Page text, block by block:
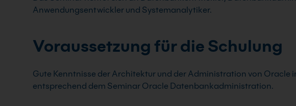
Anwendungsentwickler und Systemanalytiker.
Voraussetzung für die Schulung
Gute Kenntnisse der Architektur und der Administration von Oracle
entsprechend dem Seminar Oracle Datenbankadministration.